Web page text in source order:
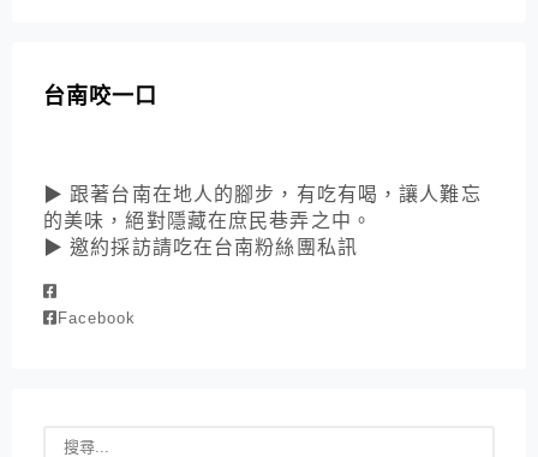
台南咬一口
▶ 跟著台南在地人的腳步，有吃有喝，讓人難忘
的美味，絕對隱藏在庶民巷弄之中。
▶ 邀約採訪請吃在台南粉絲團私訊
Facebook